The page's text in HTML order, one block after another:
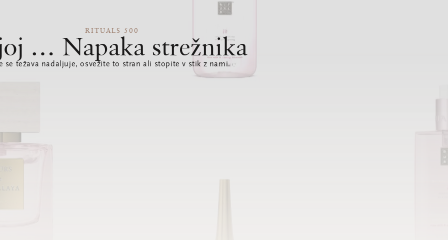
RITUALS 500
… Napaka strežnika
se težava nadaljuje, osvežite to stran ali stopite v stik z nami.